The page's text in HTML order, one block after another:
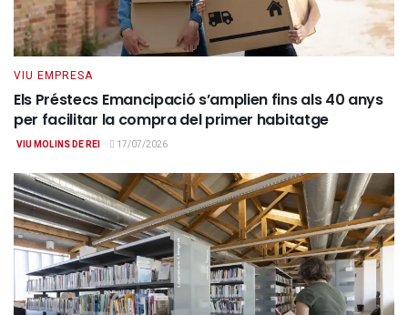
VIU EMPRESA
Els Préstecs Emancipació s’amplien fins als 40 anys
per facilitar la compra del primer habitatge
VIU MOLINS DE REI 17/07/2026